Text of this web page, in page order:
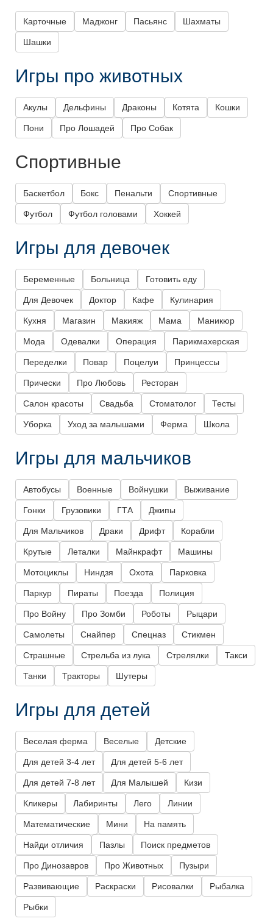
Карточные Маджонг Пасьянс Шахматы
Шашки
Игры про животных
Акулы Дельфины Драконы Котята Кошки
Пони Про Лошадей Про Собак
Спортивные
Баскетбол Бокс Пенальти Спортивные
Футбол Футбол головами Хоккей
Игры для девочек
Беременные Больница Готовить еду
Для Девочек Доктор Кафе Кулинария
Кухня Магазин Макияж Мама Маникюр
Мода Одевалки Операция Парикмахерская
Переделки Повар Поцелуи Принцессы
Прически Про Любовь Ресторан
Салон красоты Свадьба Стоматолог Тесты
Уборка Уход за малышами Ферма Школа
Игры для мальчиков
Автобусы Военные Войнушки Выживание
Гонки Грузовики ГТА Джипы
Для Мальчиков Драки Дрифт Корабли
Крутые Леталки Майнкрафт Машины
Мотоциклы Ниндзя Охота Парковка
Паркур Пираты Поезда Полиция
Про Войну Про Зомби Роботы Рыцари
Самолеты Снайпер Спецназ Стикмен
Страшные Стрельба из лука Стрелялки Такси
Танки Тракторы Шутеры
Игры для детей
Веселая ферма Веселые Детские
Для детей 3-4 лет Для детей 5-6 лет
Для детей 7-8 лет Для Малышей Кизи
Кликеры Лабиринты Лего Линии
Математические Мини На память
Найди отличия Пазлы Поиск предметов
Про Динозавров Про Животных Пузыри
Развивающие Раскраски Рисовалки Рыбалка
Рыбки